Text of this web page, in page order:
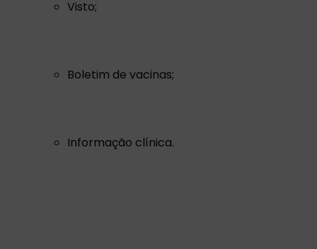
Visto;
Boletim de vacinas;
Informação clínica.